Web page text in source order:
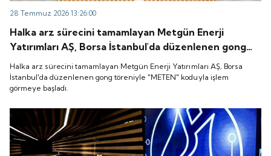
28 Temmuz 2026 13:26:00
Halka arz sürecini tamamlayan Metgün Enerji
Yatırımları AŞ, Borsa İstanbul'da düzenlenen gong
töreniyle "METEN" koduyla işlem görmeye başladı.
Halka arz sürecini tamamlayan Metgün Enerji Yatırımları AŞ, Borsa
İstanbul'da düzenlenen gong töreniyle "METEN" koduyla işlem
görmeye başladı.